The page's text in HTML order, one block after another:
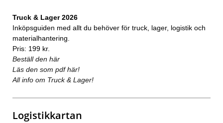
Truck & Lager 2026
Inköpsguiden med allt du behöver för truck, lager, logistik och
materialhantering.
Pris: 199 kr.
Beställ den här
Läs den som pdf här!
All info om Truck & Lager!
Logistikkartan